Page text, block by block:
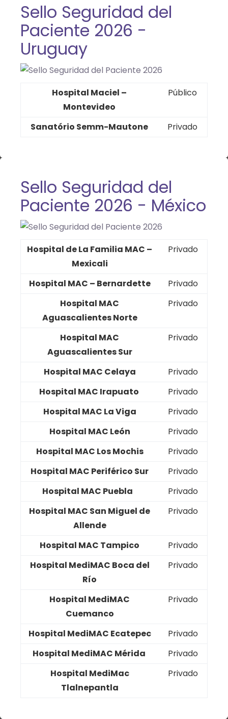
Sello Seguridad del
Paciente 2026 -
Uruguay
Hospital Maciel –
Montevideo
Público
Sanatório Semm-Mautone Privado
Sello Seguridad del
Paciente 2026 - México
Hospital de La Familia MAC –
Mexicali
Privado
Hospital MAC – Bernardette
Privado
Hospital MAC
Aguascalientes Norte
Privado
Hospital MAC
Aguascalientes Sur
Privado
Hospital MAC Celaya
Privado
Hospital MAC Irapuato
Privado
Hospital MAC La Viga
Privado
Hospital MAC León
Privado
Hospital MAC Los Mochis
Privado
Hospital MAC Periférico Sur
Privado
Hospital MAC Puebla
Privado
Hospital MAC San Miguel de
Allende
Privado
Hospital MAC Tampico
Privado
Hospital MediMAC Boca del
Río
Privado
Hospital MediMAC
Cuemanco
Privado
Hospital MediMAC Ecatepec
Privado
Hospital MediMAC Mérida
Privado
Hospital MediMac
Tlalnepantla
Privado